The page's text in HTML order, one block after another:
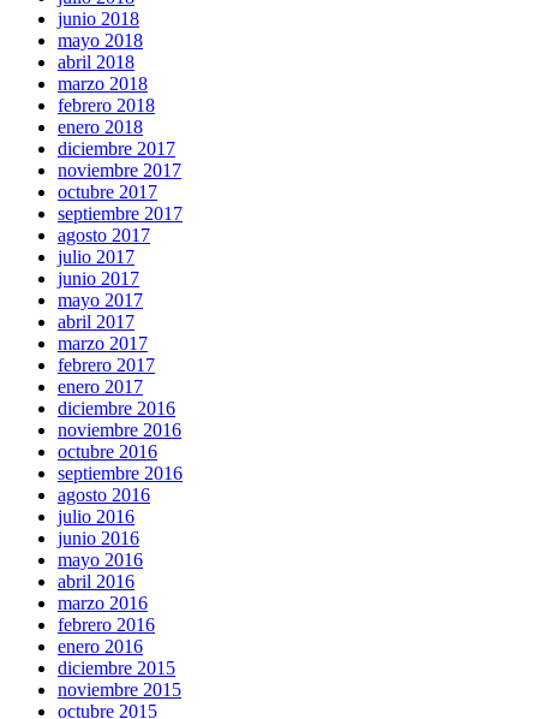
junio 2018
mayo 2018
abril 2018
marzo 2018
febrero 2018
enero 2018
diciembre 2017
noviembre 2017
octubre 2017
septiembre 2017
agosto 2017
julio 2017
junio 2017
mayo 2017
abril 2017
marzo 2017
febrero 2017
enero 2017
diciembre 2016
noviembre 2016
octubre 2016
septiembre 2016
agosto 2016
julio 2016
junio 2016
mayo 2016
abril 2016
marzo 2016
febrero 2016
enero 2016
diciembre 2015
noviembre 2015
octubre 2015